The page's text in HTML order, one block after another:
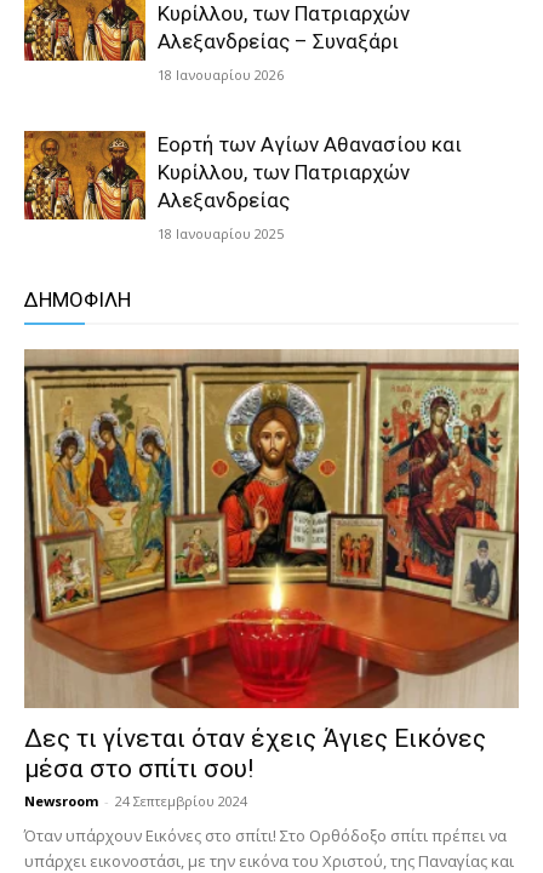
Κυρίλλου, των Πατριαρχών
Αλεξανδρείας – Συναξάρι
18 Ιανουαρίου 2026
Εορτή των Αγίων Αθανασίου και
Κυρίλλου, των Πατριαρχών
Αλεξανδρείας
18 Ιανουαρίου 2025
ΔΗΜΟΦΙΛΗ
Δες τι γίνεται όταν έχεις Άγιες Εικόνες
μέσα στο σπίτι σου!
Newsroom - 24 Σεπτεμβρίου 2024
Όταν υπάρχουν Εικόνες στο σπίτι! Στο Ορθόδοξο σπίτι πρέπει να
υπάρχει εικονοστάσι, με την εικόνα του Χριστού, της Παν­αγίας και